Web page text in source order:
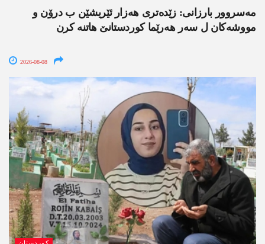
مەسروور بارزانی: زێدەتری ھەزار ئێریشێن ب درۆن و
مووشەکان ل سەر ھەرێما کوردستانێ ھاتنە کرن
2026-08-08